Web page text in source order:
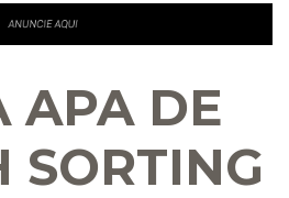
APA DE
SORTING